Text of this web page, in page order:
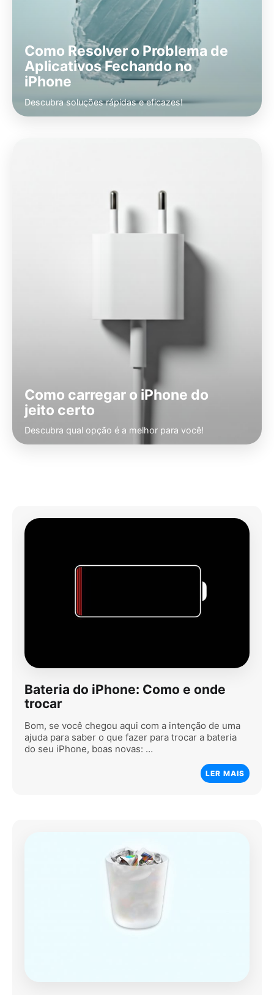
Como Resolver o Problema de
Aplicativos Fechando no
iPhone
Descubra soluções rápidas e eficazes!
Como carregar o iPhone do
jeito certo
Descubra qual opção é a melhor para você!
Bateria do iPhone: Como e onde
trocar
Bom, se você chegou aqui com a intenção de uma
ajuda para saber o que fazer para trocar a bateria
do seu iPhone, boas novas: …
LER MAIS